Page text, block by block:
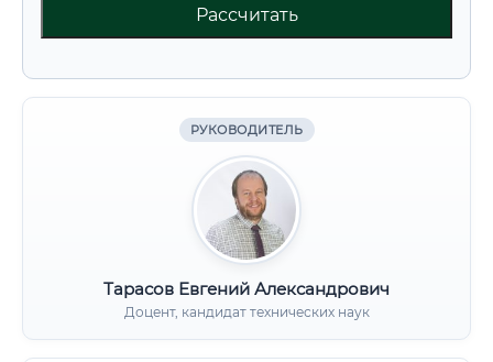
Рассчитать
РУКОВОДИТЕЛЬ
Тарасов Евгений Александрович
Доцент, кандидат технических наук